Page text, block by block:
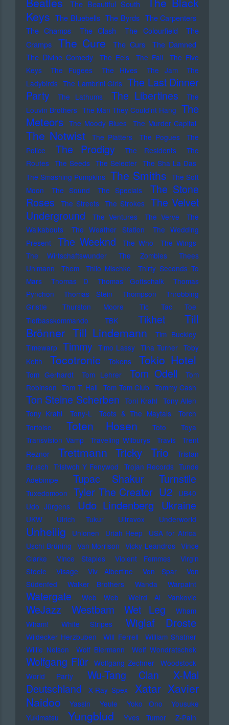
The Beautiful South
Keys The Bluebells The Byrds The Carpenters
The Champs
The Clash The Colourfield
The
Cramps
The Cure The Curs
The Damned
The Divine Comedy
The Eels The Fall
The Five
Keys
The Fugees The Hives The Jam
The
Ladybirds The Lambrini Girls The Last Dinner
Party
The Lathums The Libertines
The
Louvin Brothers The Man They Could'nt Hang The
Meteors The Moody Blues The Murder Capital
The Notwist The Platters The Pogues
The
Police
The Prodigy The Residents
The
Routes The Seeds The Selecter The Sha La Das
The Smashing Pumpkins The Smiths The Soft
Moon
The Sound The Specials
The Stone
Roses
The Streets The Strokes
The Velvet
Underground
The Ventures The Verve
The
Walkabouts
The Weather Station
The Wedding
Present
The Weeknd The Who
The Wings
The Wirtschaftswunder
The Zombies
Thees
Uhlmann
Them Thilo Mischke
Thirty Seconds To
Mars
Thomas D Thomas Gottschalk
Thomas
Pynchon
Thomas Stein Thompson
Throbbing
Gristle
Thurston Moore
Tic Tac Toe
Tiefbasskommando TBK
Tikhet
Till
Brönner Till Lindemann
Tim Buckley
Timewarp Timmy Timo Lassy Tina Turner Toby
Keith
Tocotronic Tokens Tokio Hotel
Tom Gerhardt Tom Lehrer Tom Odell
Tom
Robinson Tom T. Hall Tom Tom Club Tommy Cash
Ton Steine Scherben Toni Krahl Tony Allen
Tony Krahl
Tony-L Toots & The Maytals
Torch
Tortoise
Toten Hosen Toto
Toya
Transvision Vamp
Traveling Wilburys Travis
Trent
Reznor
Trettmann Tricky Trio
Tristan
Brusch Tristwch Y Fenywod Trojan Records Tunde
Adebimpe
Tupac Shakur Turnstile
Tuxedomoon Tyler The Creator U2
UB40
Udo Jürgens
Udo Lindenberg Ukraine
UKW Ulrich Tukur Ultravox Underworld
Unheilig Unionen Uriah Heep
USA for Africa
Uschi Brüning Van Morrison Vicky Leandros Vince
Clarke
Vince Staples Violent Femmes
Virgin
Steele
Visage Viv Albertine Von Spar
Von
Südenfed
Walker Brothers Wanda Warpaint
Watergate Web Web Weird Al Yankovic
WeJazz Westbam Wet Leg
Wham
Wham!
White Stripes Wiglaf Droste
Wildecker Herzbuben Will Ferrell
William Shatner
Willie Nelson
Wolf Biermann Wolf Wondratschek
Wolfgang Flür Wolfgang Zechner
Woodstock
World Party
Wu-Tang Clan
X-Mal
Deutschland
X-Ray Spex Xatar Xavier
Naidoo
Yassin Yeule Yoko Ono
Yousuke
Yukimatsu
Yungblud Yves Tumor Z-Pain